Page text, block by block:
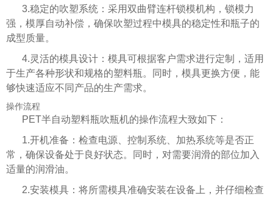
3.稳定的吹塑系统：采用双曲臂连杆锁模机构，锁模力
强，模厚自动补偿，确保吹塑过程中模具的稳定性和瓶子的
成型质量。
4.灵活的模具设计：模具可根据客户需求进行定制，适用
于生产各种形状和规格的塑料瓶。同时，模具更换方便，能
够快速适应不同产品的生产需求。
操作流程
PET半自动塑料瓶吹瓶机的操作流程大致如下：
1.开机准备：检查电源、控制系统、加热系统等是否正
常，确保设备处于良好状态。同时，对需要润滑的部位加入
适量的润滑油。
2.安装模具：将所需模具准确安装在设备上，并仔细检查